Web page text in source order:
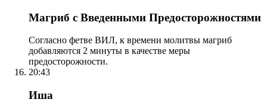
Магриб с Введенными Предосторожностями
Согласно фетве ВИЛ, к времени молитвы магриб
добавляются 2 минуты в качестве меры
предосторожности.
20:43
Иша